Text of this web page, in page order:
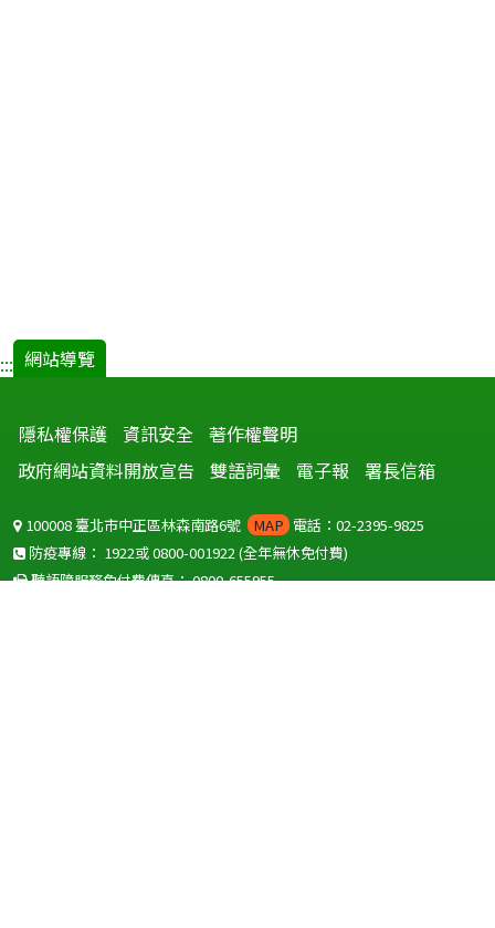
::: 網站導覽
隱私權保護 資訊安全 著作權聲明
政府網站資料開放宣告
雙語詞彙 電子報 署長信箱
100008 臺北市中正區林森南路6號 MAP 電話：02-2395-9825
防疫專線： 1922或0800-001922(全年無休免付費)
聽語障服務免付費傳真：0800-655955